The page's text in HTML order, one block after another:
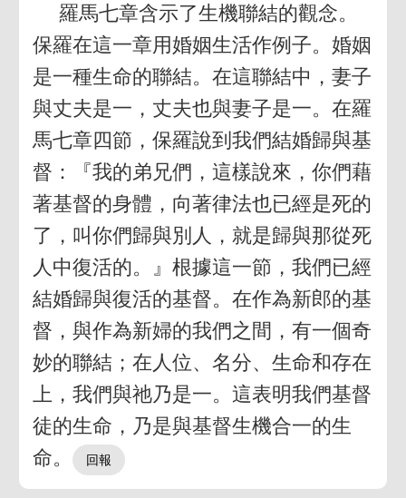
羅馬七章含示了生機聯結的觀念。
保羅在這一章用婚姻生活作例子。婚姻
是一種生命的聯結。在這聯結中，妻子
與丈夫是一，丈夫也與妻子是一。在羅
馬七章四節，保羅說到我們結婚歸與基
督：『我的弟兄們，這樣說來，你們藉
著基督的身體，向著律法也已經是死的
了，叫你們歸與別人，就是歸與那從死
人中復活的。』根據這一節，我們已經
結婚歸與復活的基督。在作為新郎的基
督，與作為新婦的我們之間，有一個奇
妙的聯結；在人位、名分、生命和存在
上，我們與祂乃是一。這表明我們基督
徒的生命，乃是與基督生機合一的生
命。